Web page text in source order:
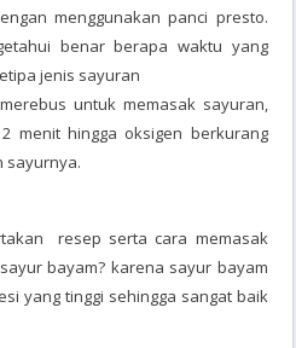
menggunakan panci presto.
benar berapa waktu yang
jenis sayuran
untuk memasak sayuran,
menit hingga oksigen berkurang
sayurnya.
resep serta cara memasak
bayam? karena sayur bayam
yang tinggi sehingga sangat baik